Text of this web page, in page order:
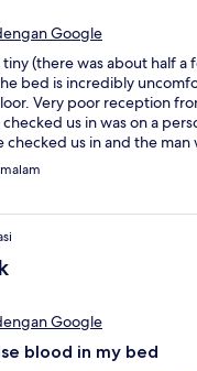
Google
tiny (there was about half a
bed is incredibly
Very poor reception
us in was on a
checked us in and the
game and didn't
the key card. The staff
and ask staff in a nearby
Google
blood in my bed